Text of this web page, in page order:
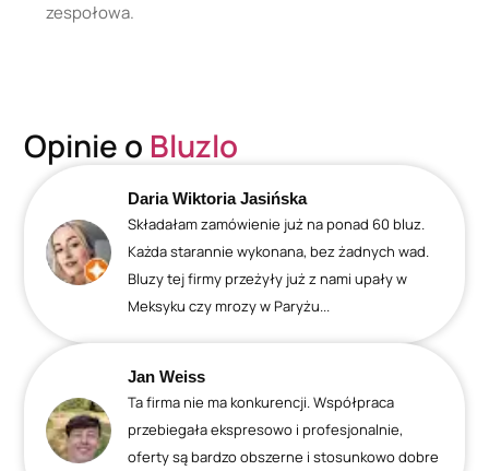
zespołowa.
Opinie o Bluzlo
Daria Wiktoria Jasińska
Składałam zamówienie już na ponad 60 bluz.
Każda starannie wykonana, bez żadnych wad.
Bluzy tej firmy przeżyły już z nami upały w
Meksyku czy mrozy w Paryżu...
Jan Weiss
Ta firma nie ma konkurencji. Współpraca
przebiegała ekspresowo i profesjonalnie,
oferty są bardzo obszerne i stosunkowo dobre